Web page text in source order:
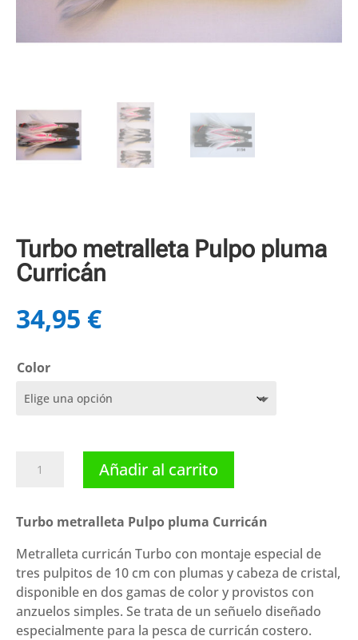
Turbo metralleta Pulpo pluma
Curricán
34,95 €
Color
metralleta
pluma
cantidad
Añadir al carrito
Turbo metralleta Pulpo pluma Curricán
Metralleta curricán Turbo con montaje especial de
tres pulpitos de 10 cm con plumas y cabeza de cristal,
disponible en dos gamas de color y provistos con
anzuelos simples. Se trata de un señuelo diseñado
especialmente para la pesca de curricán costero.